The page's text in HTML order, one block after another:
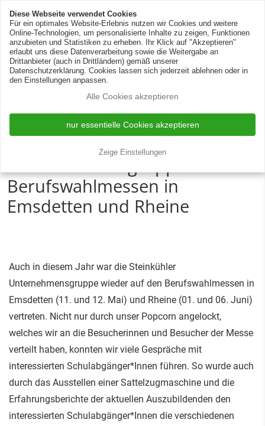
Zur Silotank-Reinigung
Berufswahlmessen in
Emsdetten und Rheine
Auch in diesem Jahr war die Steinkühler
Unternehmensgruppe wieder auf den Berufswahlmessen in
Emsdetten (11. und 12. Mai) und Rheine (01. und 06. Juni)
vertreten. Nicht nur durch unser Popcorn angelockt,
welches wir an die Besucherinnen und Besucher der Messe
verteilt haben, konnten wir viele Gespräche mit
interessierten Schulabgänger*Innen führen. So wurde auch
durch das Ausstellen einer Sattelzugmaschine und die
Erfahrungsberichte der aktuellen Auszubildenden den
interessierten Schulabgänger*Innen die verschiedenen
Diese Webseite verwendet Cookies
Für ein optimales Website-Erlebnis nutzen wir Cookies und weitere
Online-Technologien, um personalisierte Inhalte zu zeigen, Funktionen
anzubieten und Statistiken zu erheben. Ihr Klick auf "Akzeptieren"
erlaubt uns diese Datenverarbeitung sowie die Weitergabe an
Drittanbieter (auch in Drittländern) gemäß unserer
Datenschutzerklärung. Cookies lassen sich jederzeit ablehnen oder in
den Einstellungen anpassen.
Alle Cookies akzeptieren
nur essentielle Cookies akzeptieren
Zeige Einstellungen